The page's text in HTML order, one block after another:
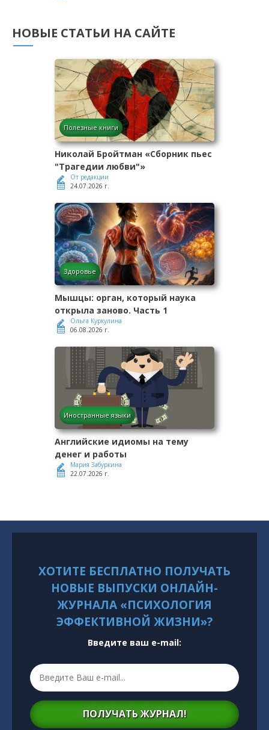
НОВЫЕ СТАТЬИ НА САЙТЕ
Полезные книги
Николай Бройтман «Сборник пьес
"Трагедии любви"»
От редакции
24.07.2026 г.
Здоровье
Мышцы: орган, который наука
открыла заново. Часть 1
Ольга Куркулина
06.08.2026 г.
Иностранные языки
Английские идиомы на тему
денег и работы
Мария Забуркина
22.07.2026 г.
ХОТИТЕ БЕСПЛАТНО ПОЛУЧАТЬ
НОВЫЕ ВЫПУСКИ ОНЛАЙН-
ЖУРНАЛА «ПСИХОЛОГИЯ
ЭФФЕКТИВНОЙ ЖИЗНИ»?
Введите ваш e-mail:
ПОЛУЧАТЬ ЖУРНАЛ!